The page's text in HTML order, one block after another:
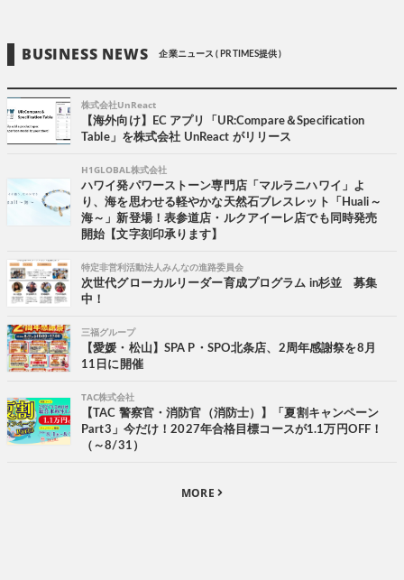
BUSINESS NEWS 企業ニュース ( PR TIMES提供 )
株式会社UnReact
【海外向け】EC アプリ「UR:Compare＆Specification
Table」を株式会社 UnReact がリリース
H1GLOBAL株式会社
ハワイ発パワーストーン専門店「マルラニハワイ」よ
り、海を思わせる軽やかな天然石ブレスレット「Huali～
海～」新登場！表参道店・ルクアイーレ店でも同時発売
開始【文字刻印承ります】
特定非営利活動法人みんなの進路委員会
次世代グローカルリーダー育成プログラム in杉並 募集
中！
三福グループ
【愛媛・松山】SPA P・SPO北条店、2周年感謝祭を8月
11日に開催
TAC株式会社
【TAC 警察官・消防官（消防士）】「夏割キャンペーン
Part3」今だけ！2027年合格目標コースが1.1万円OFF！
（～8/31）
MORE